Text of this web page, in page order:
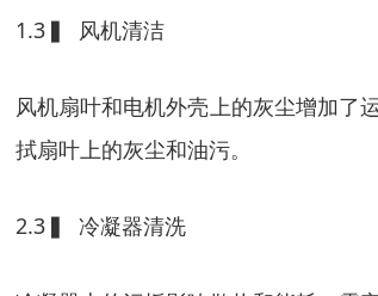
1.3 ▍ 风机清洁
风机扇叶和电机外壳上的灰尘增加了
拭扇叶上的灰尘和油污。
2.3 ▍ 冷凝器清洗